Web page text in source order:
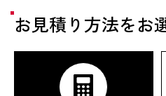
お見積り方法をお